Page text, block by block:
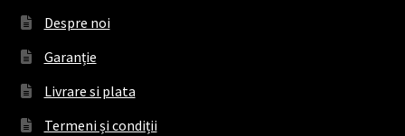
Despre noi
Garanție
Livrare si plata
Termeni și condiții